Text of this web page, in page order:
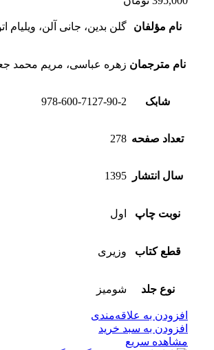
نام مؤلفان گلن بدین، جانی آلن،
نام مترجمان زهره عباسی، مریم محمد
شابک 978-600-7127-90-2
تعداد صفحه 278
سال انتشار 1395
نوبت چاپ اول
قطع کتاب وزیری
نوع جلد شومیز
افزودن به علاقه‌مندی
افزودن به سبد خرید
مشاهده سریع